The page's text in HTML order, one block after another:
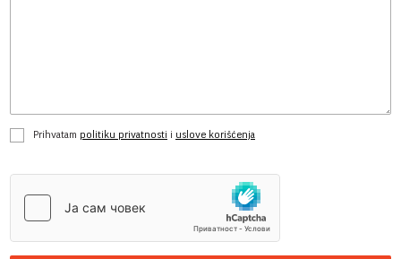
Prihvatam politiku privatnosti i uslove korišćenja